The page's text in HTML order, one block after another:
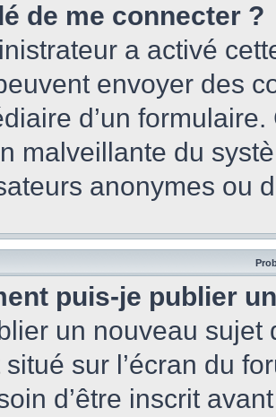
de me connecter ?
a activé
envoyer des
d’un
malveillante du
anonymes ou
puis-je publier
un nouveau
sur l’écran du
d’être inscrit